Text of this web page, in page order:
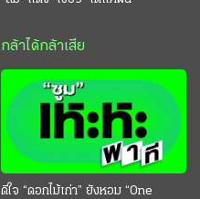
กล้าได้กล้าเสีย
ดีใจ “ดอกไม้เก่า” ยังหอม “One